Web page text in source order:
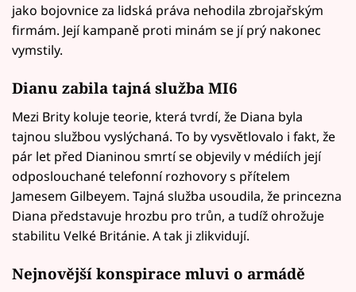
jako bojovnice za lidská práva nehodila zbrojařským
firmám. Její kampaně proti minám se jí prý nakonec
vymstily.
Dianu zabila tajná služba MI6
Mezi Brity koluje teorie, která tvrdí, že Diana byla
tajnou službou vyslýchaná. To by vysvětlovalo i fakt, že
pár let před Dianinou smrtí se objevily v médiích její
odposlouchané telefonní rozhovory s přítelem
Jamesem Gilbeyem. Tajná služba usoudila, že princezna
Diana představuje hrozbu pro trůn, a tudíž ohrožuje
stabilitu Velké Británie. A tak ji zlikvidují.
Nejnovější konspirace mluvi o armádě